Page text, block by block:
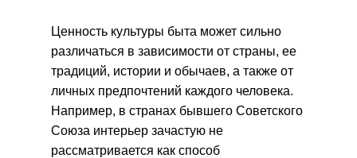
Ценность культуры быта может сильно
различаться в зависимости от страны, ее
традиций, истории и обычаев, а также от
личных предпочтений каждого человека.
Например, в странах бывшего Советского
Союза интерьер зачастую не
рассматривается как способ